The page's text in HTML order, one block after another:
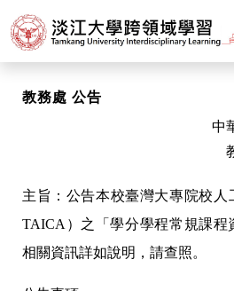
教務處 公告
中
主旨：公告本校臺灣大專院校
TAICA）之「學分學程常規課程
相關資訊詳如說明，請查照。